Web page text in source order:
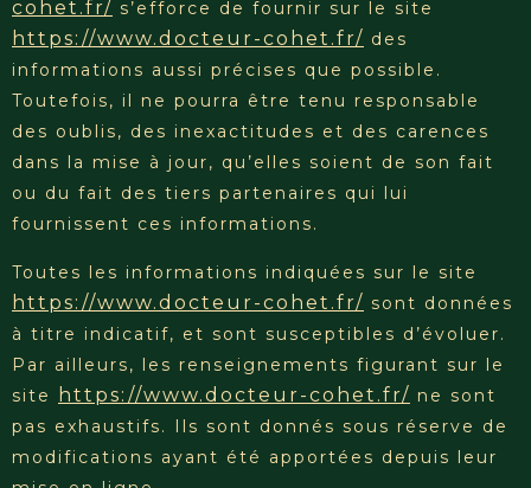
cohet.fr/ s’efforce de fournir sur le site
https://www.docteur-cohet.fr/ des
informations aussi précises que possible.
Toutefois, il ne pourra être tenu responsable
des oublis, des inexactitudes et des carences
dans la mise à jour, qu’elles soient de son fait
ou du fait des tiers partenaires qui lui
fournissent ces informations.
Toutes les informations indiquées sur le site
https://www.docteur-cohet.fr/ sont données
à titre indicatif, et sont susceptibles d’évoluer.
Par ailleurs, les renseignements figurant sur le
site
https://www.docteur-cohet.fr/ ne sont
pas exhaustifs. Ils sont donnés sous réserve de
modifications ayant été apportées depuis leur